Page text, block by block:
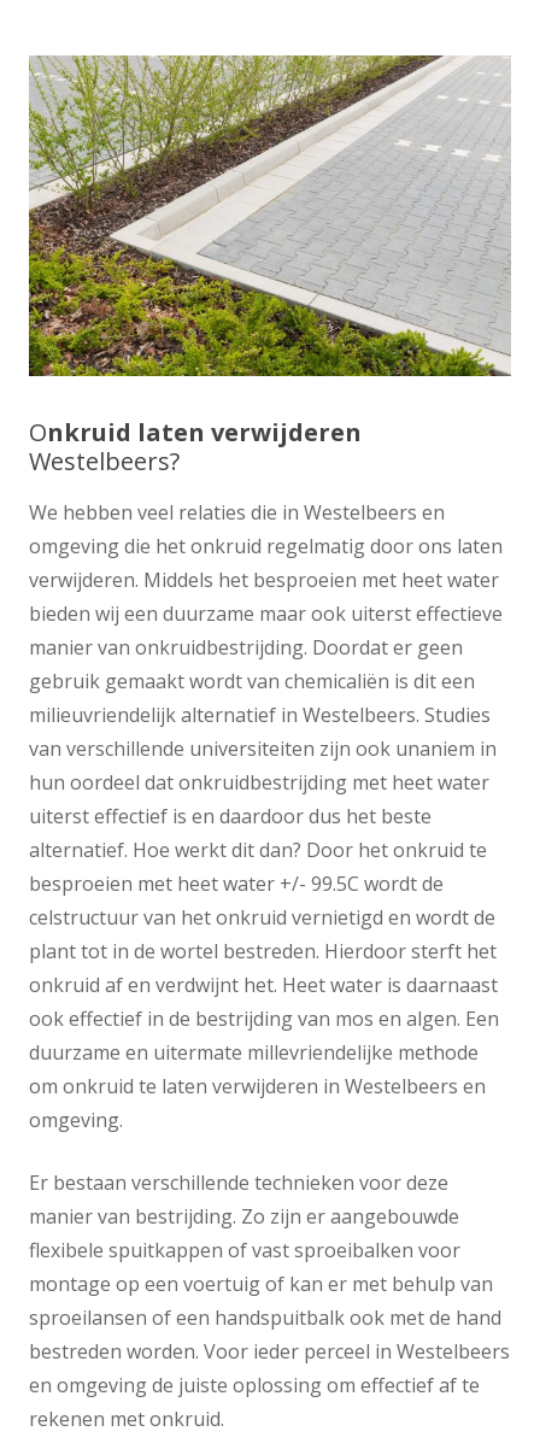
Onkruid laten verwijderen
Westelbeers?
We hebben veel relaties die in Westelbeers en
omgeving die het onkruid regelmatig door ons laten
verwijderen. Middels het besproeien met heet water
bieden wij een duurzame maar ook uiterst effectieve
manier van onkruidbestrijding. Doordat er geen
gebruik gemaakt wordt van chemicaliën is dit een
milieuvriendelijk alternatief in Westelbeers. Studies
van verschillende universiteiten zijn ook unaniem in
hun oordeel dat onkruidbestrijding met heet water
uiterst effectief is en daardoor dus het beste
alternatief. Hoe werkt dit dan? Door het onkruid te
besproeien met heet water +/- 99.5C wordt de
celstructuur van het onkruid vernietigd en wordt de
plant tot in de wortel bestreden. Hierdoor sterft het
onkruid af en verdwijnt het. Heet water is daarnaast
ook effectief in de bestrijding van mos en algen. Een
duurzame en uitermate millevriendelijke methode
om onkruid te laten verwijderen in Westelbeers en
omgeving.
Er bestaan verschillende technieken voor deze
manier van bestrijding. Zo zijn er aangebouwde
flexibele spuitkappen of vast sproeibalken voor
montage op een voertuig of kan er met behulp van
sproeilansen of een handspuitbalk ook met de hand
bestreden worden. Voor ieder perceel in Westelbeers
en omgeving de juiste oplossing om effectief af te
rekenen met onkruid.